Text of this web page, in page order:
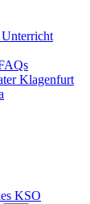
Klagenfurt
KSO